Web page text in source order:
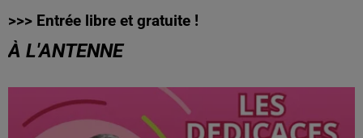
>>> Entrée libre et gratuite !
À L'ANTENNE